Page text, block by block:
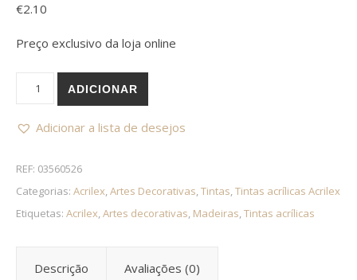
€2.10
Preço exclusivo da loja online
Quantidade de Tinta Acrílica Fosca MARROM ESCURO 256 |
ADICIONAR
Adicionar a lista de desejos
REF: 03560526
Categorias: Acrilex,Artes Decorativas,Tintas,Tintas acrílicas Acrilex
Etiquetas: Acrilex,Artes decorativas, Madeiras,Tintas acrílicas
Descrição Avaliações (0)